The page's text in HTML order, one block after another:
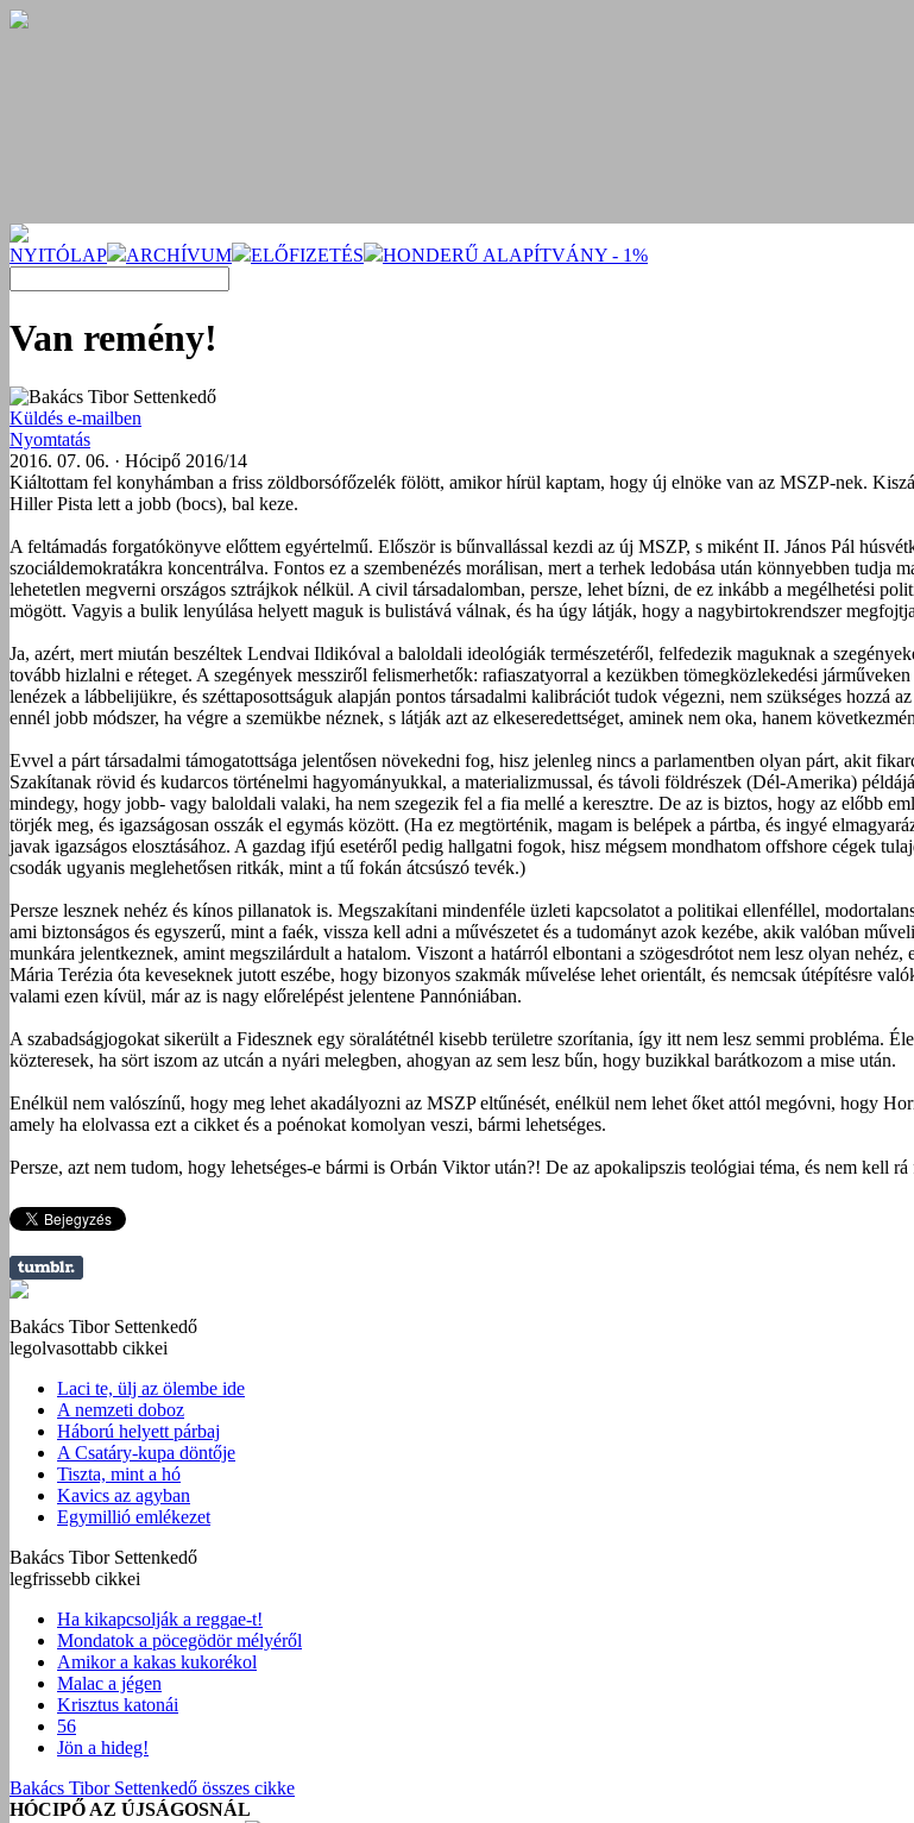
NYITÓLAP ARCHÍVUM ELŐFIZETÉS HONDERŰ ALAPÍTVÁNY - 1%
Van remény!
Bakács Tibor Settenkedő
Küldés e-mailben
Nyomtatás
2016. 07. 06. · Hócipő 2016/14
Kiáltottam fel konyhámban a friss zöldborsófőzelék fölött, amikor hírül kaptam, hogy új elnöke van az MSZP-nek.
Hiller Pista lett a jobb (bocs), bal keze.
A feltámadás forgatókönyve előttem egyértelmű. Először is bűnvallással kezdi az új MSZP, s miként II. János Pál
szociáldemokratákra koncentrálva. Fontos ez a szembenézés morálisan, mert a terhek ledobása után könnyebben tudja
lehetetlen megverni országos sztrájkok nélkül. A civil társadalomban, persze, lehet bízni, de ez inkább a megélhetési
mögött. Vagyis a bulik lenyúlása helyett maguk is bulistává válnak, és ha úgy látják, hogy a nagybirtokrendszer
Ja, azért, mert miután beszéltek Lendvai Ildikóval a baloldali ideológiák természetéről, felfedezik maguknak a
tovább hizlalni e réteget. A szegények messziről felismerhetők: rafiaszatyorral a kezükben tömegközlekedési
lenézek a lábbelijükre, és széttaposottságuk alapján pontos társadalmi kalibrációt tudok végezni, nem szükséges
ennél jobb módszer, ha végre a szemükbe néznek, s látják azt az elkeseredettséget, aminek nem oka, hanem
Evvel a párt társadalmi támogatottsága jelentősen növekedni fog, hisz jelenleg nincs a parlamentben olyan párt, akit
Szakítanak rövid és kudarcos történelmi hagyományukkal, a materializmussal, és távoli földrészek (Dél-Amerika)
mindegy, hogy jobb- vagy baloldali valaki, ha nem szegezik fel a fia mellé a keresztre. De az is biztos, hogy az előbb
törjék meg, és igazságosan osszák el egymás között. (Ha ez megtörténik, magam is belépek a pártba, és ingyé
javak igazságos elosztásához. A gazdag ifjú esetéről pedig hallgatni fogok, hisz mégsem mondhatom offshore cégek
csodák ugyanis meglehetősen ritkák, mint a tű fokán átcsúszó tevék.)
Persze lesznek nehéz és kínos pillanatok is. Megszakítani mindenféle üzleti kapcsolatot a politikai ellenféllel,
ami biztonságos és egyszerű, mint a faék, vissza kell adni a művészetet és a tudományt azok kezébe, akik valóban
munkára jelentkeznek, amint megszilárdult a hatalom. Viszont a határról elbontani a szögesdrótot nem lesz olyan
Mária Terézia óta keveseknek jutott eszébe, hogy bizonyos szakmák művelése lehet orientált, és nemcsak útépítésre
valami ezen kívül, már az is nagy előrelépést jelentene Pannóniában.
A szabadságjogokat sikerült a Fidesznek egy söralátétnél kisebb területre szorítania, így itt nem lesz semmi probléma.
közteresek, ha sört iszom az utcán a nyári melegben, ahogyan az sem lesz bűn, hogy buzikkal barátkozom a mise után.
Enélkül nem valószínű, hogy meg lehet akadályozni az MSZP eltűnését, enélkül nem lehet őket attól megóvni, hogy
amely ha elolvassa ezt a cikket és a poénokat komolyan veszi, bármi lehetséges.
Persze, azt nem tudom, hogy lehetséges-e bármi is Orbán Viktor után?! De az apokalipszis teológiai téma, és nem kell
Bakács Tibor Settenkedő
legolvasottabb cikkei
Laci te, ülj az ölembe ide
A nemzeti doboz
Háború helyett párbaj
A Csatáry-kupa döntője
Tiszta, mint a hó
Kavics az agyban
Egymillió emlékezet
Bakács Tibor Settenkedő
legfrissebb cikkei
Ha kikapcsolják a reggae-t!
Mondatok a pöcegödör mélyéről
Amikor a kakas kukorékol
Malac a jégen
Krisztus katonái
56
Jön a hideg!
Bakács Tibor Settenkedő összes cikke
HÓCIPŐ AZ ÚJSÁGOSNÁL